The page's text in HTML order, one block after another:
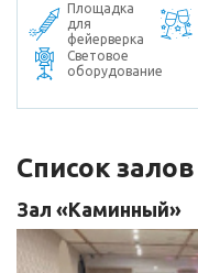
Площадка
для
фейерверка
Световое
оборудование
Список залов
Зал «Каминный»